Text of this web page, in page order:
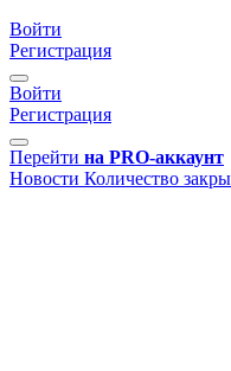
Войти
Регистрация
Войти
Регистрация
Перейти на PRO-аккаунт
Новости Количество